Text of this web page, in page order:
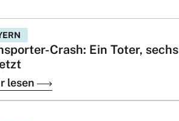
Crash: Ein Toter, sechs
lesen